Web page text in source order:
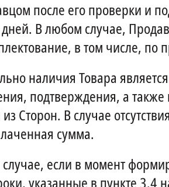
после его проверки и
В любом случае,
в том числе,
наличия Товара
подтверждения, а
Сторон. В случае
сумма.
если в момент